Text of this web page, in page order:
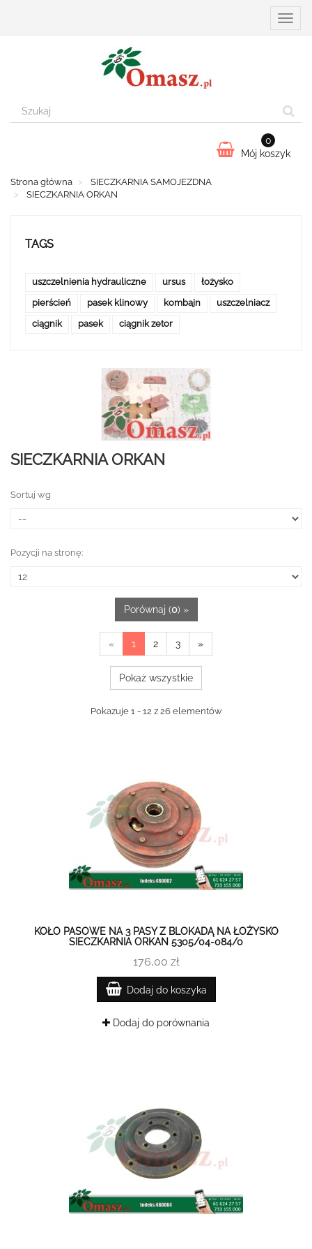
Mój koszyk
0
Strona główna
SIECZKARNIA SAMOJEZDNA
SIECZKARNIA ORKAN
TAGS
uszczelnienia hydrauliczne ursus
łożysko
pierścień
pasek klinowy kombajn
uszczelniacz
ciągnik
pasek ciągnik zetor
SIECZKARNIA ORKAN
Sortuj wg
Pozycji na stronę:
Porównaj (0) »
« 1 2 3 »
Pokaż wszystkie
Pokazuje 1 - 12 z 26 elementów
KOŁO PASOWE NA 3 PASY Z BLOKADĄ NA ŁOŻYSKO
SIECZKARNIA ORKAN 5305/04-084/0
176,00 zł
Dodaj do koszyka
Dodaj do porównania